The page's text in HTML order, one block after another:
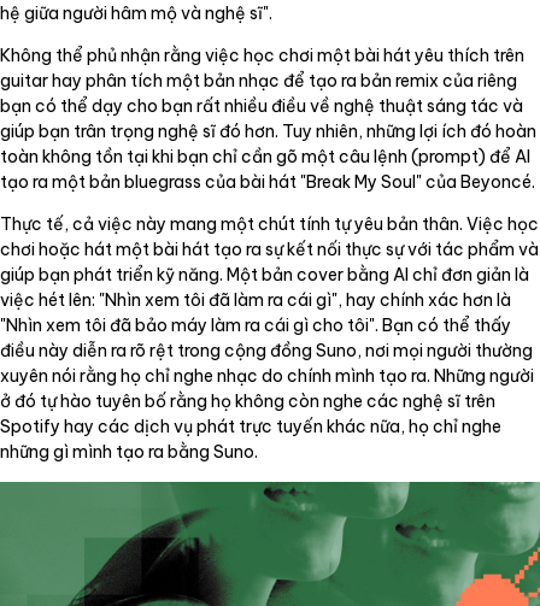
hệ giữa người hâm mộ và nghệ sĩ".
Không thể phủ nhận rằng việc học chơi một bài hát yêu thích trên
guitar hay phân tích một bản nhạc để tạo ra bản remix của riêng
bạn có thể dạy cho bạn rất nhiều điều về nghệ thuật sáng tác và
giúp bạn trân trọng nghệ sĩ đó hơn. Tuy nhiên, những lợi ích đó hoàn
toàn không tồn tại khi bạn chỉ cần gõ một câu lệnh (prompt) để AI
tạo ra một bản bluegrass của bài hát "Break My Soul" của Beyoncé.
Thực tế, cả việc này mang một chút tính tự yêu bản thân. Việc học
chơi hoặc hát một bài hát tạo ra sự kết nối thực sự với tác phẩm và
giúp bạn phát triển kỹ năng. Một bản cover bằng AI chỉ đơn giản là
việc hét lên: "Nhìn xem tôi đã làm ra cái gì", hay chính xác hơn là
"Nhìn xem tôi đã bảo máy làm ra cái gì cho tôi". Bạn có thể thấy
điều này diễn ra rõ rệt trong cộng đồng Suno, nơi mọi người thường
xuyên nói rằng họ chỉ nghe nhạc do chính mình tạo ra. Những người
ở đó tự hào tuyên bố rằng họ không còn nghe các nghệ sĩ trên
Spotify hay các dịch vụ phát trực tuyến khác nữa, họ chỉ nghe
những gì mình tạo ra bằng Suno.